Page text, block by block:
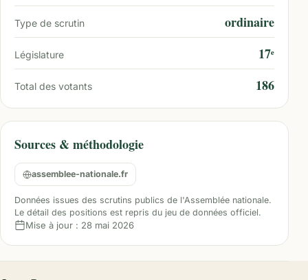
Type de scrutin ordinaire
Législature 17ᵉ
Total des votants 186
Sources & méthodologie
assemblee-nationale.fr
Données issues des scrutins publics de l'Assemblée nationale.
Le détail des positions est repris du jeu de données officiel.
Mise à jour : 28 mai 2026